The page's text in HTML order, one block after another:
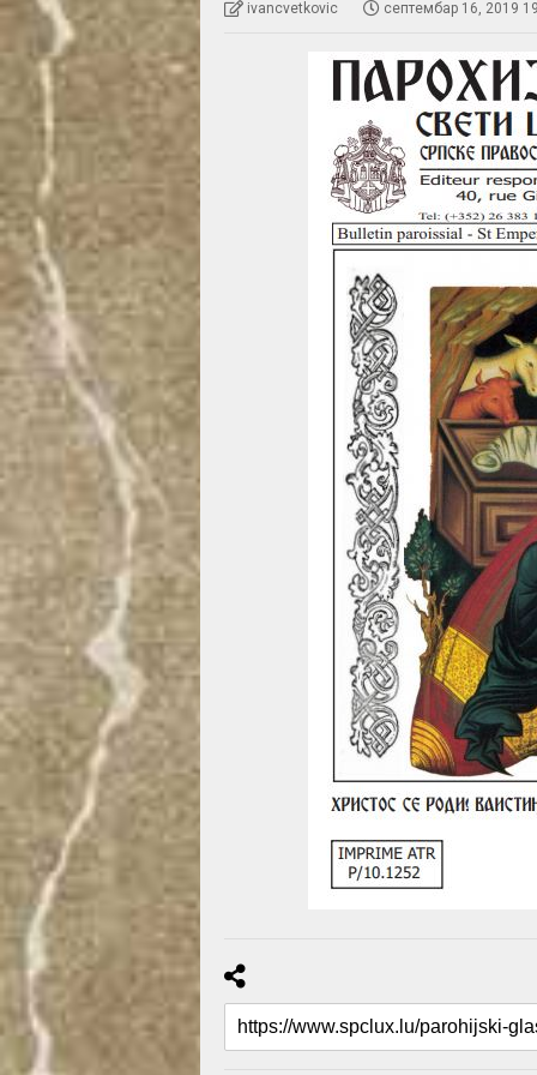
ivancvetkovic септембар 16, 2019